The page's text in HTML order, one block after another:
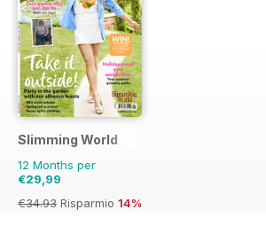
Slimming World
12 Months per
€29,99
€34.93 Risparmio 14%